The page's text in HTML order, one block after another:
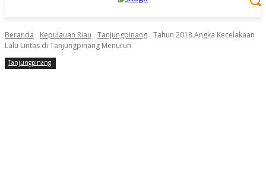
Beranda Kepulauan Riau Tanjungpinang Tahun 2018 Angka Kecelakaan
Lalu Lintas di Tanjungpinang Menurun
Tanjungpinang